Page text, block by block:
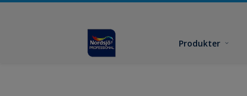
Produkter